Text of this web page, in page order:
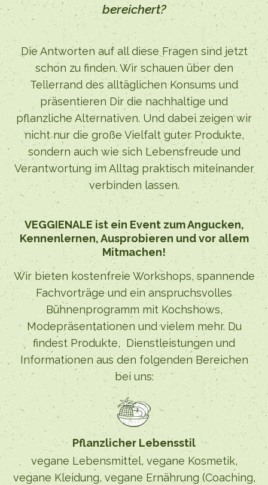
bereichert?
Die Antworten auf all diese Fragen sind jetzt
schon zu finden. Wir schauen über den
Tellerrand des alltäglichen Konsums und
präsentieren Dir die nachhaltige und
pflanzliche Alternativen. Und dabei zeigen wir
nicht nur die große Vielfalt guter Produkte,
sondern auch wie sich Lebensfreude und
Verantwortung im Alltag praktisch miteinander
verbinden lassen.
VEGGIENALE ist ein Event zum Angucken,
Kennenlernen, Ausprobieren und vor allem
Mitmachen!
Wir bieten kostenfreie Workshops, spannende
Fachvorträge und ein anspruchsvolles
Bühnenprogramm mit Kochshows,
Modepräsentationen und vielem mehr. Du
findest Produkte, Dienstleistungen und
Informationen aus den folgenden Bereichen
bei uns:
Pflanzlicher Lebensstil
vegane Lebensmittel, vegane Kosmetik,
vegane Kleidung, vegane Ernährung (Coaching,